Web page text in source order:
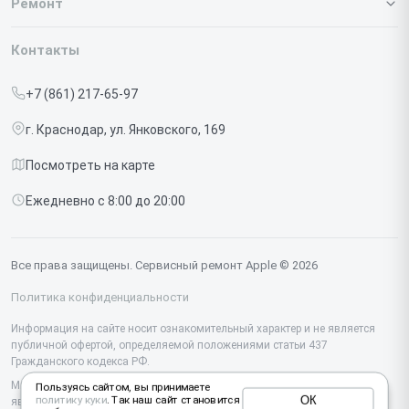
Срочный ремонт
Доставка и способы оплаты
Диагностика
Контакты
Iphone
Studio Display
Vision Pro
Контакты
+7 (861) 217-65-97
г. Краснодар, ул. Янковского, 169
Посмотреть на карте
Ежедневно с 8:00 до 20:00
Все права защищены. Сервисный ремонт Apple © 2026
Политика конфиденциальности
Информация на сайте носит ознакомительный характер и не является
публичной офертой, определяемой положениями статьи 437
Гражданского кодекса РФ.
Мы специализируемся на обслуживании и ремонте техники Apple, но не
являемся их официальным представителем. Предоставляем
Пользуясь сайтом, вы принимаете
политику куки. Так наш сайт становится
ОК